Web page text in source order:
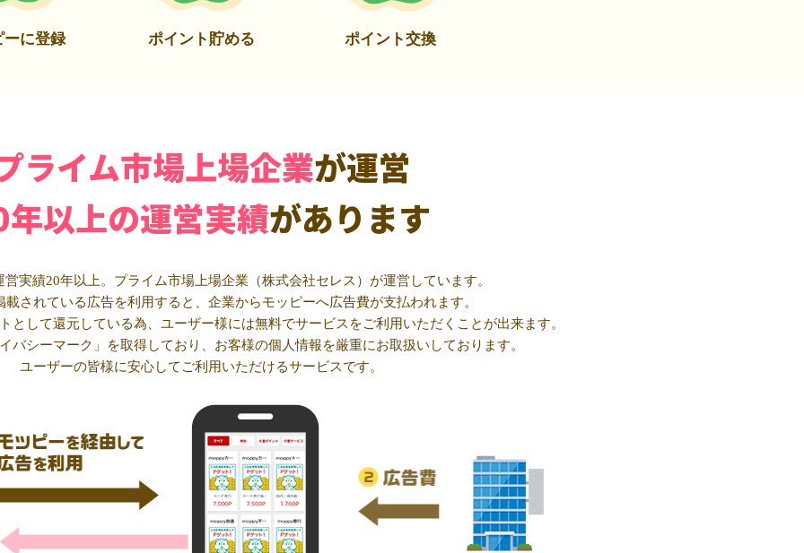
ーに登録 ポイント貯める ポイント交換
ライム市場上場企業が運営
以上の運営実績があります
実績20年以上。プライム市場上場企業（株式会社セレス）が運営しています。
載されている広告を利用すると、企業からモッピーへ広告費が支払われます。
として還元している為、ユーザー様には無料でサービスをご利用いただくことが出来ます。
バシーマーク」を取得しており、お客様の個人情報を厳重にお取扱いしております。
ユーザーの皆様に安心してご利用いただけるサービスです。